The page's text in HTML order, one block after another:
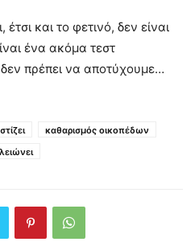
και το φετινό, δεν είναι
ένα ακόμα τεστ
πρέπει να αποτύχουμε…
καθαρισμός οικοπέδων